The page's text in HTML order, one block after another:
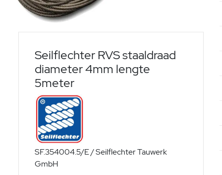
Seilflechter RVS staaldraad
diameter 4mm lengte
5meter
SF.354004.5/E / Seilflechter Tauwerk
GmbH